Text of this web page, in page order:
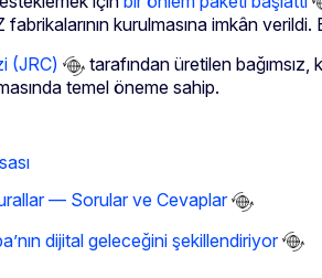
fabrikalarının kurulmasına imkân
(JRC)
tarafından üretilen
temel öneme sahip.
— Sorular ve Cevaplar
dijital geleceğini şekillendiriyor